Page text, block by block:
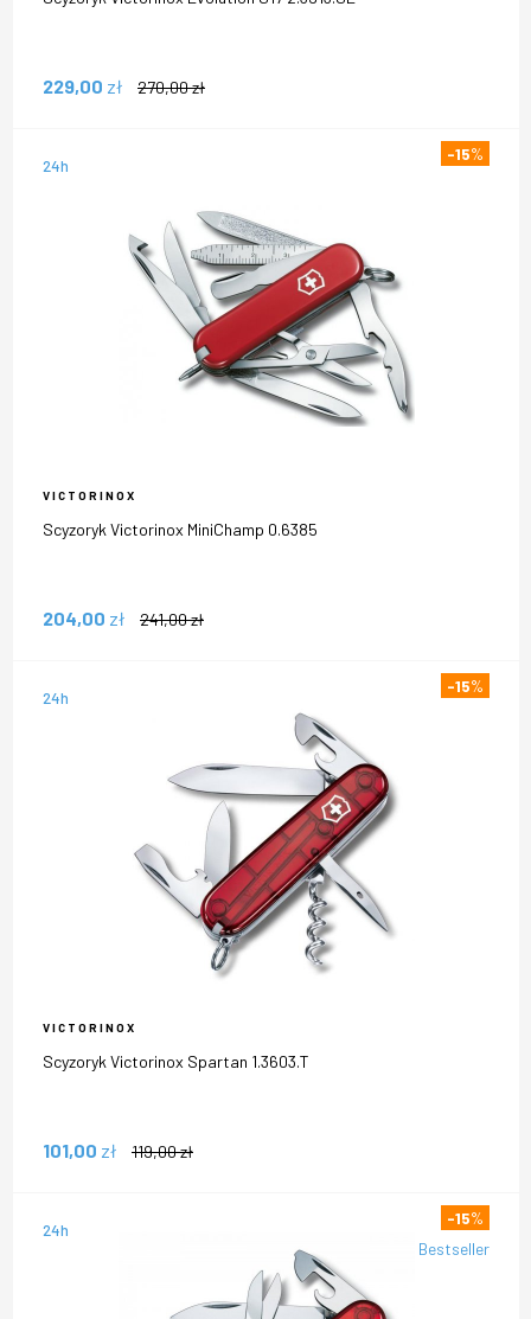
229,00 zł 270,00zł
24h
-15%
VICTORINOX
Scyzoryk Victorinox MiniChamp 0.6385
204,00 zł 241,00zł
24h
-15%
VICTORINOX
Scyzoryk Victorinox Spartan 1.3603.T
101,00 zł 119,00zł
24h
-15%
Bestseller